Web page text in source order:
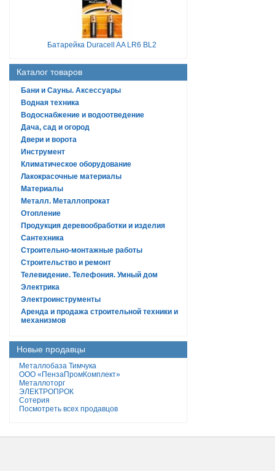
Батарейка Duracell AA LR6 BL2
Каталог товаров
Бани и Сауны. Аксессуары
Водная техника
Водоснабжение и водоотведение
Дача, сад и огород
Двери и ворота
Инструмент
Климатическое оборудование
Лакокрасочные материалы
Материалы
Металл. Металлопрокат
Отопление
Продукция деревообработки и изделия
Сантехника
Строительно-монтажные работы
Строительство и ремонт
Телевидение. Телефония. Умный дом
Электрика
Электроинструменты
Аренда и продажа строительной техники и
механизмов
Новые продавцы
Металлобаза Тимчука
ООО «ПензаПромКомплект»
Металлоторг
ЭЛЕКТРОПРОК
Сотерия
Посмотреть всех продавцов